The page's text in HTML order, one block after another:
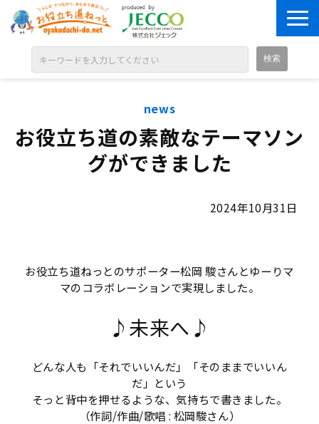
目的別に探す
ジャンル別に探す
シリーズ別に探す
SOLUTION
news
お役立ち道の素敵なテーマソン
グができました
2024年10月31日
お役立ち道ねっとのサポーター松岡 駿さんとゆーりマ
マのコラボレーションで実現しました。
♪未来へ♪
どんな人も「それでいいんだ」「そのままでいいん
だ」という
そっと背中を押せるような、気持ちで書きました。
（作詞/作曲/歌唱 : 松岡駿さん）